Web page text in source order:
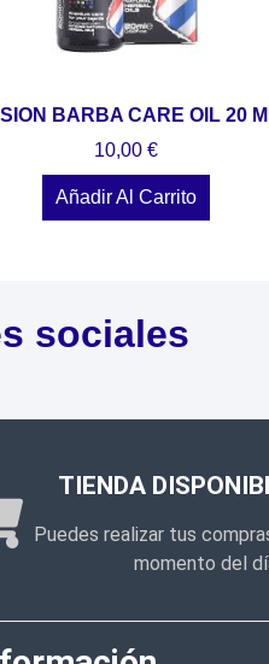
BARBA CARE OIL 20
10,00€
Añadir Al Carrito
sociales
TIENDA
Puedes realizar tus
momento del